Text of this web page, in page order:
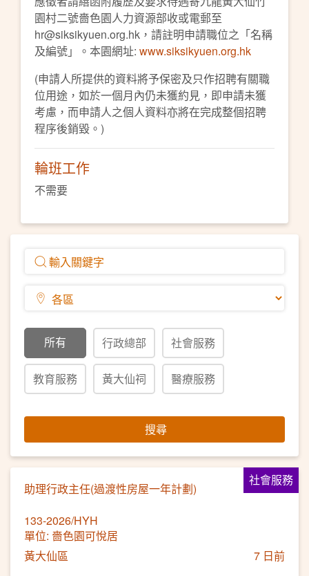
所有 行政總部 社會服務
教育服務 黃大仙祠 醫療服務
搜尋
社會服務
助理行政主任(過渡性房屋一年計劃)
133-2026/HYH
單位: 嗇色園可悅居
黃大仙區
7 日前
園村二號嗇色園人力資源部收或電郵至
hr@siksikyuen.org.hk，請註明申請職位之「名稱
及編號」。本園網址: www.siksikyuen.org.hk
(申請人所提供的資料將予保密及只作招聘有關職
位用途，如於一個月內仍未獲約見，即申請未獲
考慮，而申請人之個人資料亦將在完成整個招聘
程序後銷毀。)
輪班工作
不需要